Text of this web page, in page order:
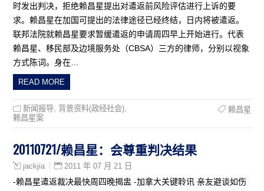
时发出判决，拒绝赖昌星提出对遣返前风险评估进行上诉的要
求。赖昌星在加国可提出的法律途径已经终结，日内将被遣返。
联邦法院就赖昌星要求暂缓遣返的申请周四早上开始进行。代表
赖昌星、移民部及边境服务处（CBSA）三方的律师，分别以视象
方式陈词。身在…
READ MORE
新闻报导 背景资料(政经社会)
赖昌星案
赖昌星
20110721/赖昌星：会尊重判决结果
jackjia 2011 年 07 月 21 日
-赖昌星遣返裁决最快周四晚揭盅 -加拿大关键聆讯 亲友避谈如伤